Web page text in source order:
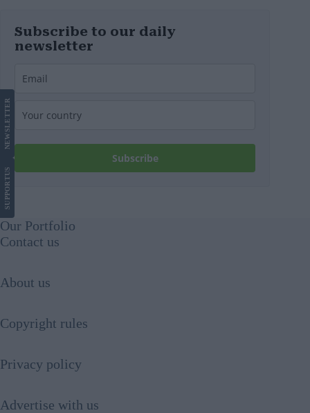
Subscribe to our daily
newsletter
Subscribe
SUPPORT
US
NEWS
LETTER
Our Portfolio
Contact us
About us
Copyright rules
Privacy policy
Advertise with us